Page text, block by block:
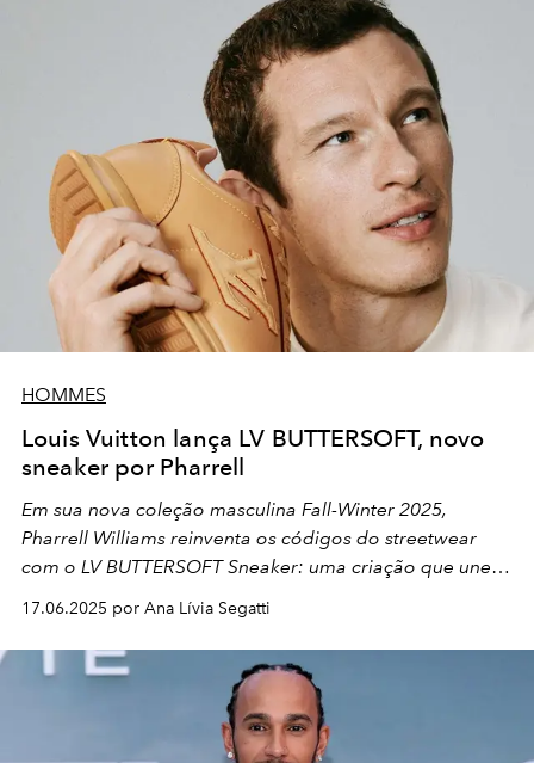
HOMMES
Louis Vuitton lança LV BUTTERSOFT, novo
sneaker por Pharrell
Em sua nova coleção masculina Fall-Winter 2025,
Pharrell Williams reinventa os códigos do streetwear
com o LV BUTTERSOFT Sneaker: uma criação que une o
17.06.2025 por Ana Lívia Segatti